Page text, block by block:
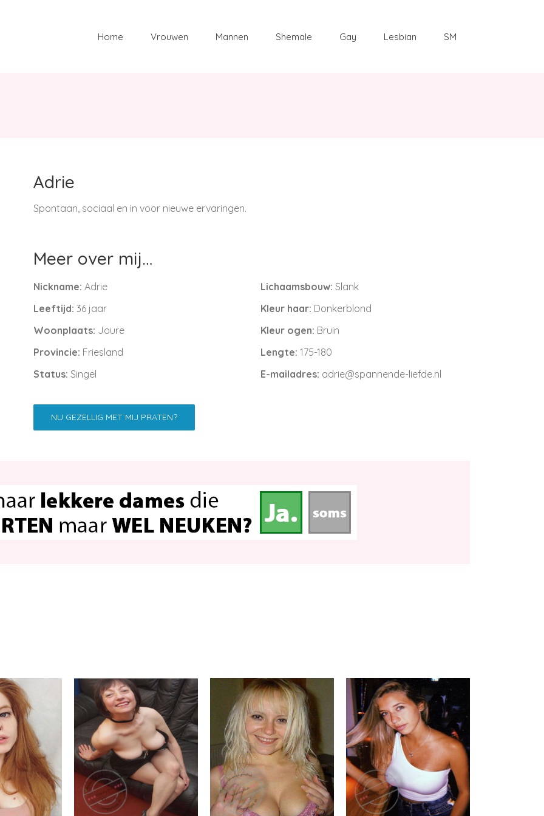
Home Vrouwen Mannen Shemale Gay Lesbian SM
Adrie
Spontaan, sociaal en in voor nieuwe ervaringen.
Meer over mij…
Nickname: Adrie
Leeftijd: 36 jaar
Woonplaats: Joure
Provincie: Friesland
Status: Singel
Lichaamsbouw: Slank
Kleur haar: Donkerblond
Kleur ogen: Bruin
Lengte: 175-180
E-mailadres: adrie@spannende-liefde.nl
NU GEZELLIG MET MIJ PRATEN?
Stoeibal Saska